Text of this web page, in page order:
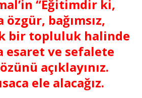
“Eğitimdir ki,
bağımsız,
bir topluluk halinde
esaret ve sefalete
açıklayınız.
ele alacağız.